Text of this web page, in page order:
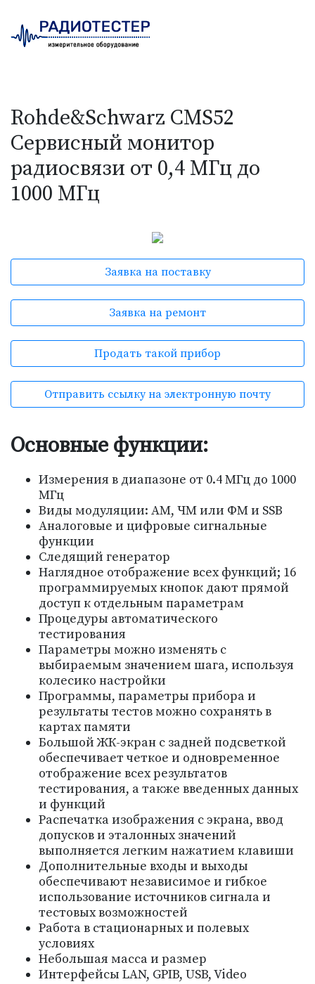
Rohde&Schwarz CMS52
Сервисный монитор
радиосвязи от 0,4 МГц до
1000 МГц
Заявка на поставку
Заявка на ремонт
Продать такой прибор
Отправить ссылку на электронную почту
Основные функции:
Измерения в диапазоне от 0.4 МГц до 1000
МГц
Виды модуляции: АМ, ЧМ или ФМ и SSB
Аналоговые и цифровые сигнальные
функции
Следящий генератор
Наглядное отображение всех функций; 16
программируемых кнопок дают прямой
доступ к отдельным параметрам
Процедуры автоматического
тестирования
Параметры можно изменять с
выбираемым значением шага, используя
колесико настройки
Программы, параметры прибора и
результаты тестов можно сохранять в
картах памяти
Большой ЖК-экран с задней подсветкой
обеспечивает четкое и одновременное
отображение всех результатов
тестирования, а также введенных данных
и функций
Распечатка изображения с экрана, ввод
допусков и эталонных значений
выполняется легким нажатием клавиши
Дополнительные входы и выходы
обеспечивают независимое и гибкое
использование источников сигнала и
тестовых возможностей
Работа в стационарных и полевых
условиях
Небольшая масса и размер
Интерфейсы LAN, GPIB, USB, Video